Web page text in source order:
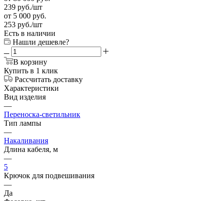
239 руб./шт
от 5 000 руб.
253 руб./шт
Есть в наличии
Нашли дешевле?
В корзину
Купить в 1 клик
Рассчитать доставку
Характеристики
Вид изделия
—
Переноска-светильник
Тип лампы
—
Накаливания
Длина кабеля, м
—
5
Крючок для подвешивания
—
Да